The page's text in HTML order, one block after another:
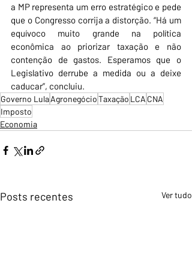
a MP representa um erro estratégico e pede
que o Congresso corrija a distorção. “Há um
equívoco muito grande na política
econômica ao priorizar taxação e não
contenção de gastos. Esperamos que o
Legislativo derrube a medida ou a deixe
caducar”, concluiu.
Governo LulaAgronegócioTaxação LCA CNA
Imposto
Economia
Posts recentes Ver tudo